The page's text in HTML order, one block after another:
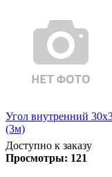
Угол внутренний
(3м)
Доступно к заказу
Просмотры: 121